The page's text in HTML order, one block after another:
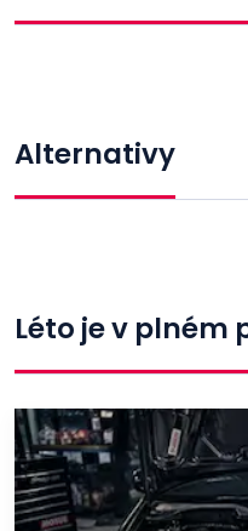
Alternativy
Léto je v plném